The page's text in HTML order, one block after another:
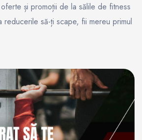
și promoții de la sălile de fitness
reducerile să-ți scape, fii mereu primul